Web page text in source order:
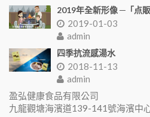
2019年全新形像 ─「点
2019-01-03
admin
四季抗流感湯水
2018-11-13
admin
盈弘健康食品有限公司
九龍觀塘海濱道139-141號海濱中